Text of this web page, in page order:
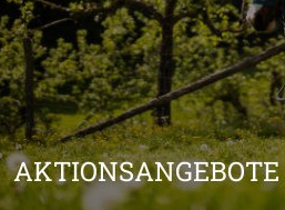
AKTIONSANGEBOTE